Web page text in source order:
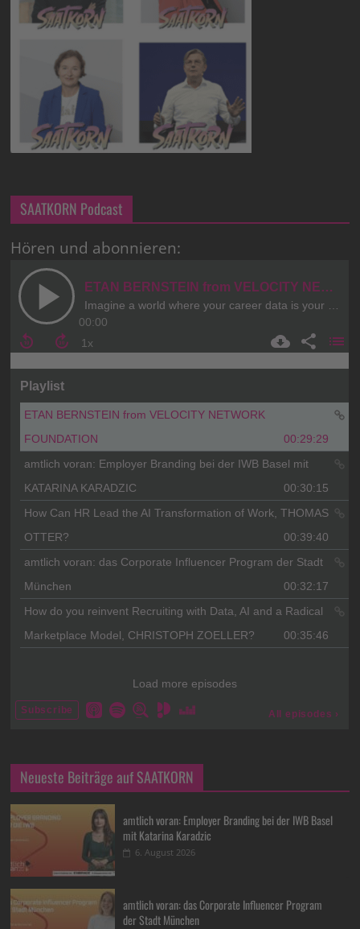
SAATKORN Podcast
Hören und abonnieren:
Neueste Beiträge auf SAATKORN
amtlich voran: Employer Branding bei der IWB Basel
mit Katarina Karadzic
6. August 2026
amtlich voran: das Corporate Influencer Program
der Stadt München